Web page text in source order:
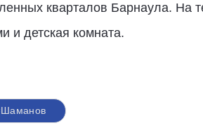
кварталов Барнаула. На
и детская комната.